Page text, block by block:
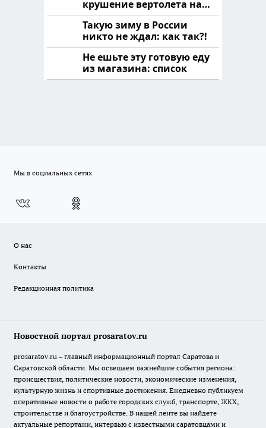
крушение вертолета на
Кавказе: смотреть
Такую зиму в России
никто не ждал: как так?!
Не ешьте эту готовую еду
из магазина: список
Мы в социальных сетях
О нас
Контакты
Редакционная политика
Новостной портал prosaratov.ru
prosaratov.ru – главный информационный портал Саратова и
Саратовской области. Мы освещаем важнейшие события региона:
происшествия, политические новости, экономические изменения,
культурную жизнь и спортивные достижения. Ежедневно публикуем
оперативные новости о работе городских служб, транспорте, ЖКХ,
строительстве и благоустройстве. В нашей ленте вы найдете
актуальные репортажи, интервью с известными саратовцами и